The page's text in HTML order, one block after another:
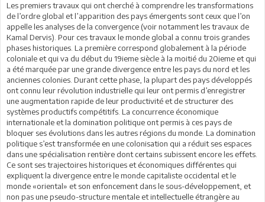
Les premiers travaux qui ont cherché à comprendre les transformations
de l’ordre global et l’apparition des pays émergents sont ceux que l’on
appelle les analyses de la convergence (voir notamment les travaux de
Kamal Dervis). Pour ces travaux le monde global a connu trois grandes
phases historiques. La première correspond globalement à la période
coloniale et qui va du début du 19ieme siècle à la moitié du 20ieme et qui
a été marquée par une grande divergence entre les pays du nord et les
anciennes colonies. Durant cette phase, la plupart des pays développés
ont connu leur révolution industrielle qui leur ont permis d’enregistrer
une augmentation rapide de leur productivité et de structurer des
systèmes productifs compétitifs. La concurrence économique
internationale et la domination politique ont permis à ces pays de
bloquer ses évolutions dans les autres régions du monde. La domination
politique s’est transformée en une colonisation qui a réduit ses espaces
dans une spécialisation rentière dont certains subissent encore les effets.
Ce sont ses trajectoires historiques et économiques différentes qui
expliquent la divergence entre le monde capitaliste occidental et le
monde «oriental» et son enfoncement dans le sous-développement, et
non pas une pseudo-structure mentale et intellectuelle étrangère au